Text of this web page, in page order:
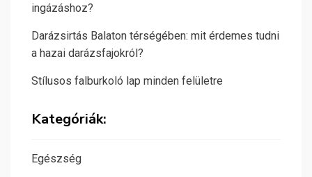
ingázáshoz?
Darázsirtás Balaton térségében: mit érdemes tudni
a hazai darázsfajokról?
Stílusos falburkoló lap minden felületre
Kategóriák:
Egészség